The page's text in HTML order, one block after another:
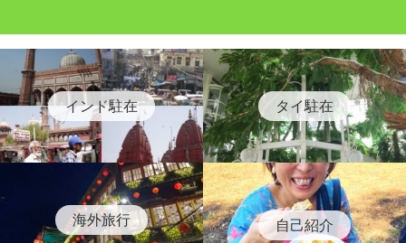
インド駐在 タイ駐在
海外旅行 自己紹介